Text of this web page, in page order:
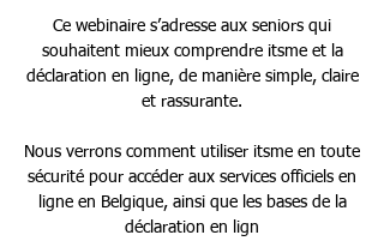
Ce webinaire s’adresse aux seniors qui
souhaitent mieux comprendre itsme et la
déclaration en ligne, de manière simple, claire
et rassurante.
Nous verrons comment utiliser itsme en toute
sécurité pour accéder aux services officiels en
ligne en Belgique, ainsi que les bases de la
déclaration en lign